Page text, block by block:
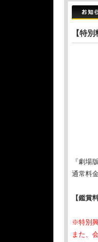
【特
『劇場
通常料
【鑑賞
※特別
また、